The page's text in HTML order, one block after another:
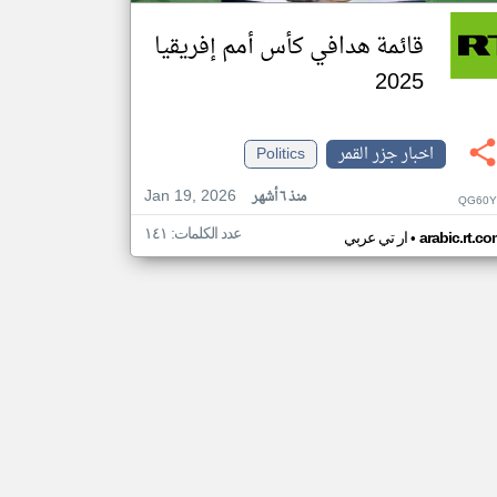
قائمة هدافي كأس أمم إفريقيا
2025
اخبار جزر القمر
Politics
Jan 19, 2026
منذ ٦ أشهر
ار تي عربي• عدد الكلمات: ١٤١